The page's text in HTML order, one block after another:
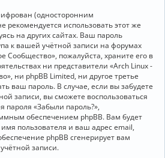
(односторонним
использовать этот же
на других сайтах. Ваш пароль
к вашей учётной записи на форумах
Сообщество», пожалуйста, храните его в
ни представители «Arch Linux -
ни phpBB Limited, ни другое третье
ваш пароль. В случае, если вы забудете
записи, вы сможете воспользоваться
пароля «Забыли пароль?»,
обеспечением phpBB. Вам будет
пользователя и ваш адрес email,
phpBB сгенерирует вам
записи.